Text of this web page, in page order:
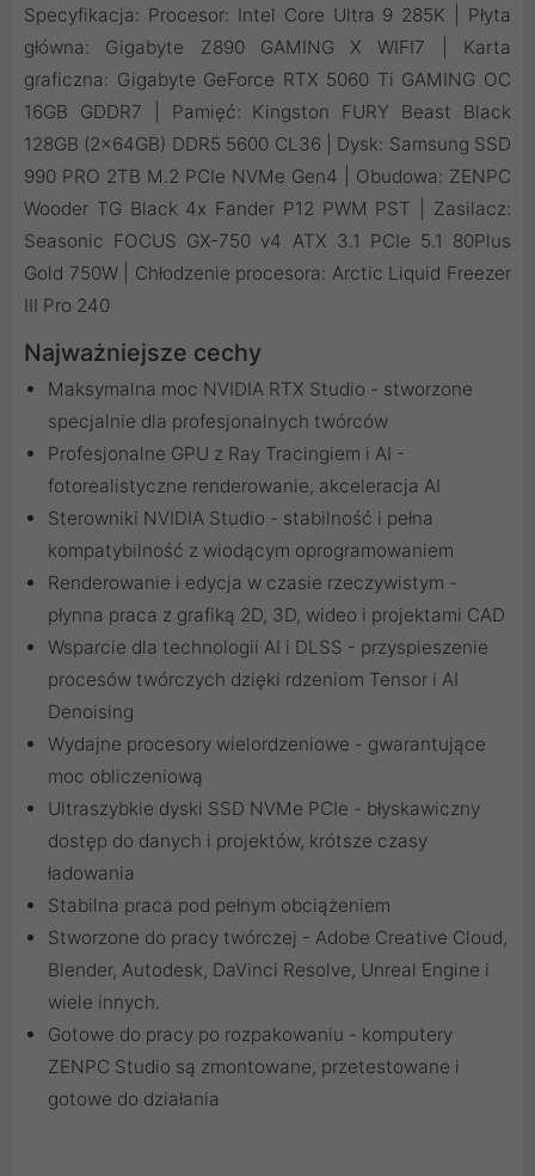
Specyfikacja: Procesor: Intel Core Ultra 9 285K | Płyta
główna: Gigabyte Z890 GAMING X WIFI7 | Karta
graficzna: Gigabyte GeForce RTX 5060 Ti GAMING OC
16GB GDDR7 | Pamięć: Kingston FURY Beast Black
128GB (2x64GB) DDR5 5600 CL36 | Dysk: Samsung SSD
990 PRO 2TB M.2 PCIe NVMe Gen4 | Obudowa: ZENPC
Wooder TG Black 4x Fander P12 PWM PST | Zasilacz:
Seasonic FOCUS GX-750 v4 ATX 3.1 PCIe 5.1 80Plus
Gold 750W | Chłodzenie procesora: Arctic Liquid Freezer
III Pro 240
Najważniejsze cechy
Maksymalna moc NVIDIA RTX Studio - stworzone
specjalnie dla profesjonalnych twórców
Profesjonalne GPU z Ray Tracingiem i AI -
fotorealistyczne renderowanie, akceleracja AI
Sterowniki NVIDIA Studio - stabilność i pełna
kompatybilność z wiodącym oprogramowaniem
Renderowanie i edycja w czasie rzeczywistym -
płynna praca z grafiką 2D, 3D, wideo i projektami CAD
Wsparcie dla technologii AI i DLSS - przyspieszenie
procesów twórczych dzięki rdzeniom Tensor i AI
Denoising
Wydajne procesory wielordzeniowe - gwarantujące
moc obliczeniową
Ultraszybkie dyski SSD NVMe PCIe - błyskawiczny
dostęp do danych i projektów, krótsze czasy
ładowania
Stabilna praca pod pełnym obciążeniem
Stworzone do pracy twórczej - Adobe Creative Cloud,
Blender, Autodesk, DaVinci Resolve, Unreal Engine i
wiele innych.
Gotowe do pracy po rozpakowaniu - komputery
ZENPC Studio są zmontowane, przetestowane i
gotowe do działania